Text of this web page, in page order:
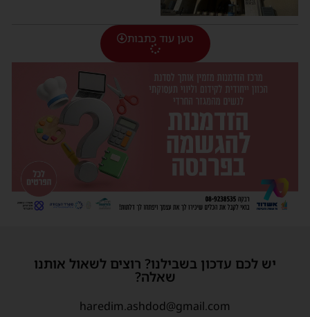
טען עוד כתבות
יש לכם עדכון בשבילנו? רוצים לשאול אותנו
שאלה?
haredim.ashdod@gmail.com